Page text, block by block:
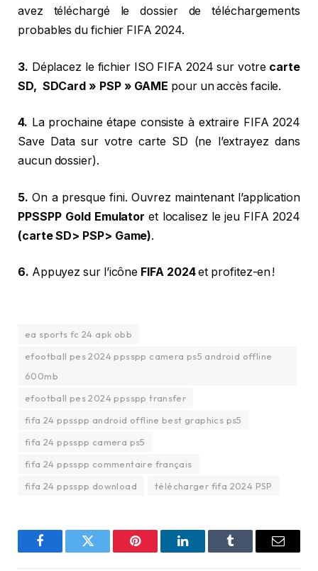
avez téléchargé le dossier de téléchargements
probables du fichier FIFA 2024.
3. Déplacez le fichier ISO FIFA 2024 sur votre carte
SD, SDCard » PSP » GAME pour un accès facile.
4. La prochaine étape consiste à extraire FIFA 2024
Save Data sur votre carte SD (ne l’extrayez dans
aucun dossier).
5. On a presque fini. Ouvrez maintenant l’application
PPSSPP Gold Emulator et localisez le jeu FIFA 2024
(carte SD> PSP> Game).
6. Appuyez sur l’icône FIFA 2024et profitez-en !
ea sports fc 24 apk obb
efootball pes 2024 ppsspp camera ps5 android offline
600mb
efootball pes 2024 ppsspp transfer
fifa 24 ppsspp android offline best graphics ps5
fifa 24 ppsspp camera ps5
fifa 24 ppsspp commentaire français
fifa 24 ppsspp download
télécharger fifa 2024 PSP
FacebookTwitter Pinterest LinkedInTumblr Email